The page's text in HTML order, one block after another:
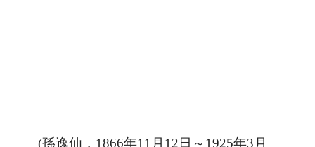
(孫逸仙， 1866年11 月 12日～ 1925年3 月